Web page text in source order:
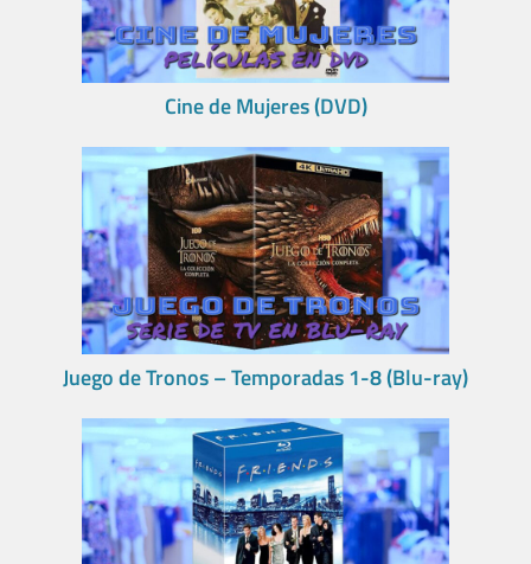
Cine de Mujeres (DVD)
Juego de Tronos – Temporadas 1-8 (Blu-ray)